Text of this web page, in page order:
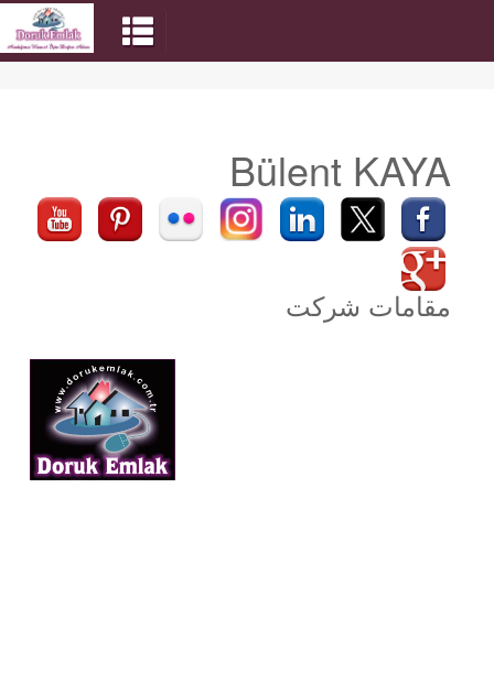
Bülent KAYA
مقامات شرکت